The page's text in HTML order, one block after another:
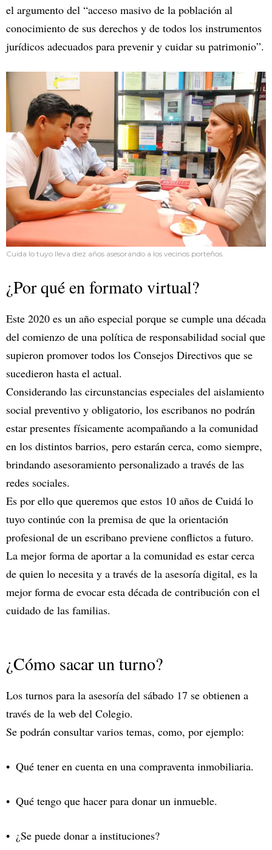
el argumento del “acceso masivo de la población al
conocimiento de sus derechos y de todos los instrumentos
jurídicos adecuados para prevenir y cuidar su patrimonio”.
Cuida lo tuyo lleva diez años asesorando a los vecinos porteños.
¿Por qué en formato virtual?
Este 2020 es un año especial porque se cumple una década
del comienzo de una política de responsabilidad social que
supieron promover todos los Consejos Directivos que se
sucedieron hasta el actual.
Considerando las circunstancias especiales del aislamiento
social preventivo y obligatorio, los escribanos no podrán
estar presentes físicamente acompañando a la comunidad
en los distintos barrios, pero estarán cerca, como siempre,
brindando asesoramiento personalizado a través de las
redes sociales.
Es por ello que queremos que estos 10 años de Cuidá lo
tuyo continúe con la premisa de que la orientación
profesional de un escribano previene conflictos a futuro.
La mejor forma de aportar a la comunidad es estar cerca
de quien lo necesita y a través de la asesoría digital, es la
mejor forma de evocar esta década de contribución con el
cuidado de las familias.
¿Cómo sacar un turno?
Los turnos para la asesoría del sábado 17 se obtienen a
través de la web del Colegio.
Se podrán consultar varios temas, como, por ejemplo:
Qué tener en cuenta en una compraventa inmobiliaria.
Qué tengo que hacer para donar un inmueble.
¿Se puede donar a instituciones?